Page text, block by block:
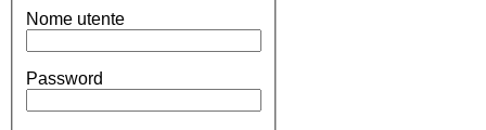
Nome utente
Password